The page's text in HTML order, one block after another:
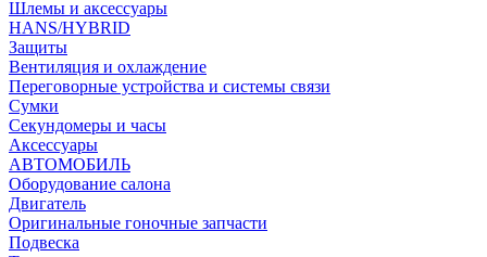
Шлемы и аксессуары
HANS/HYBRID
Защиты
Вентиляция и охлаждение
Переговорные устройства и системы связи
Сумки
Секундомеры и часы
Аксессуары
АВТОМОБИЛЬ
Оборудование салона
Двигатель
Оригинальные гоночные запчасти
Подвеска